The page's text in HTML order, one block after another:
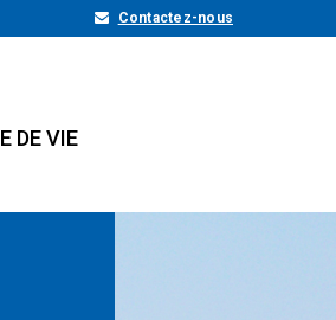
Contactez-nous
DE VIE